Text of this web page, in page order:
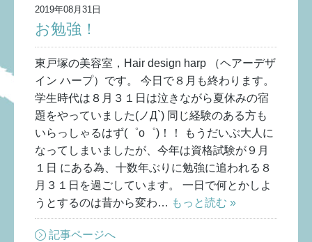
2019年08月31日
お勉強！
東戸塚の美容室，Hair design harp （ヘアーデザ
イン ハープ）です。 今日で８月も終わります。
学生時代は８月３１日は泣きながら夏休みの宿
題をやっていました(ノД`) 同じ経験のある方も
いらっしゃるはず(゜o゜)！！ もうだいぶ大人に
なってしまいましたが、今年は資格試験が９月
１日 にある為、十数年ぶりに勉強に追われる８
月３１日を過ごしています。 一日で何とかしよ
うとするのは昔から変わ… もっと読む »
記事ページへ